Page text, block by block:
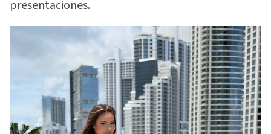
presentaciones.